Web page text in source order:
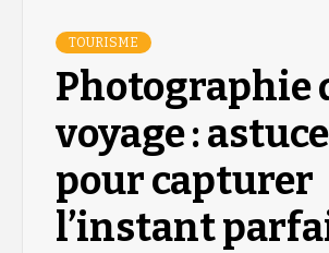
TOURISME
Photographie
voyage :
pour capturer
l’instant